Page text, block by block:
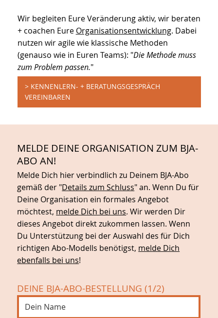
Wir begleiten Eure Veränderung aktiv, wir beraten
+ coachen Eure Organisationsentwicklung. Dabei
nutzen wir agile wie klassische Methoden
(genauso wie in Euren Teams): "Die Methode muss
zum Problem passen."
> KENNENLERN- + BERATUNGSGESPRÄCH
VEREINBAREN
MELDE DEINE ORGANISATION ZUM BJA-
ABO AN!
Melde Dich hier verbindlich zu Deinem BJA-Abo
gemäß der "Details zum Schluss" an. Wenn Du für
Deine Organisation ein formales Angebot
möchtest, melde Dich bei uns. Wir werden Dir
dieses Angebot direkt zukommen lassen. Wenn
Du Unterstützung bei der Auswahl des für Dich
richtigen Abo-Modells benötigst, melde Dich
ebenfalls bei uns!
DEINE BJA-ABO-BESTELLUNG (1/2)